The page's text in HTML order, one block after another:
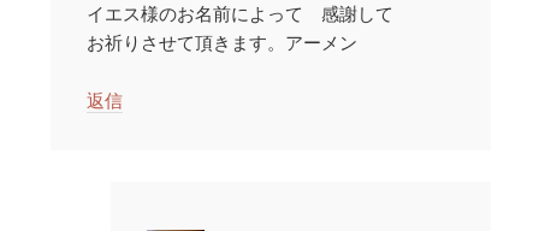
イエス様のお名前によって 感謝して
お祈りさせて頂きます。アーメン
返信